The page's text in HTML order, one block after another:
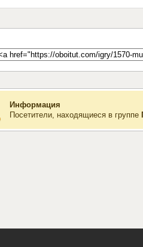
Информация
Посетители, находящиеся в группе